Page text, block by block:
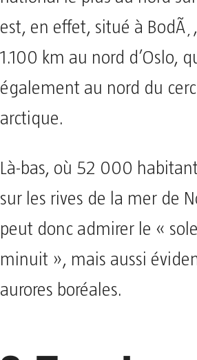
est, en effet, situé à
1.100 km au nord d’Oslo,
également au nord du
arctique.
Là-bas, où 52 000
sur les rives de la mer de
peut donc admirer le «
minuit », mais aussi
aurores boréales.